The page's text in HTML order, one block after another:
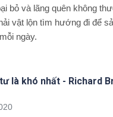
bỏ và lãng quên không
vật lộn tìm hướng đi để
ngày.
là khó nhất - Richard